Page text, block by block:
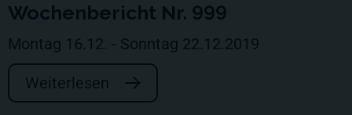
Wochenbericht Nr. 999
Montag 16.12. - Sonntag 22.12.2019
Weiterlesen